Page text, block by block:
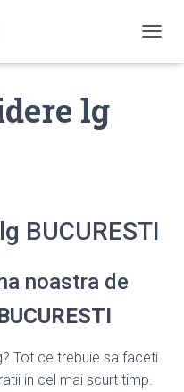
lg
BUCURESTI
noastra de
Tot ce trebuie sa faceti
in cel mai scurt timp.